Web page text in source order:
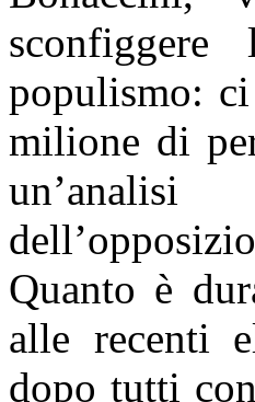
populismo:
milione di
un’analisi
Quanto è
alle recenti
dopo tutti